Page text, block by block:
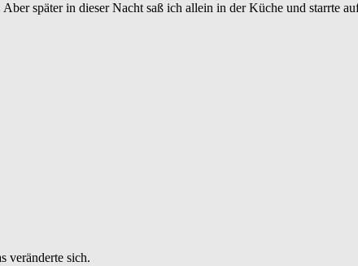
später in dieser Nacht saß ich allein in der Küche und starrte
veränderte sich.